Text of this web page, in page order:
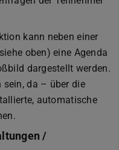
kann neben einer
oben) eine Agenda
dargestellt werden.
da – über die
automatische
/